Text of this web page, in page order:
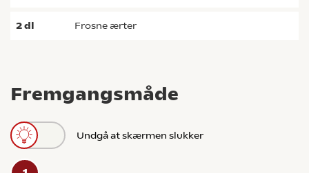
Fremgangsmåde
Undgå at skærmen slukker
2dl frosne ærter